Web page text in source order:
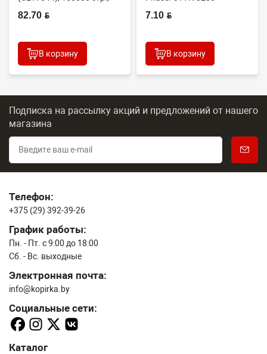
Япония
82.70 BYN
В корзину
(CONTENT)
7.10 BYN
В корзину
Подписка на рассылку акций и предложений от нашего
магазина
Телефон:
+375 (29) 392-39-26
График работы:
Пн. - Пт. с 9:00 до 18:00
Сб. - Вс. выходные
Электронная почта:
info@kopirka.by
Социальные сети:
Каталог